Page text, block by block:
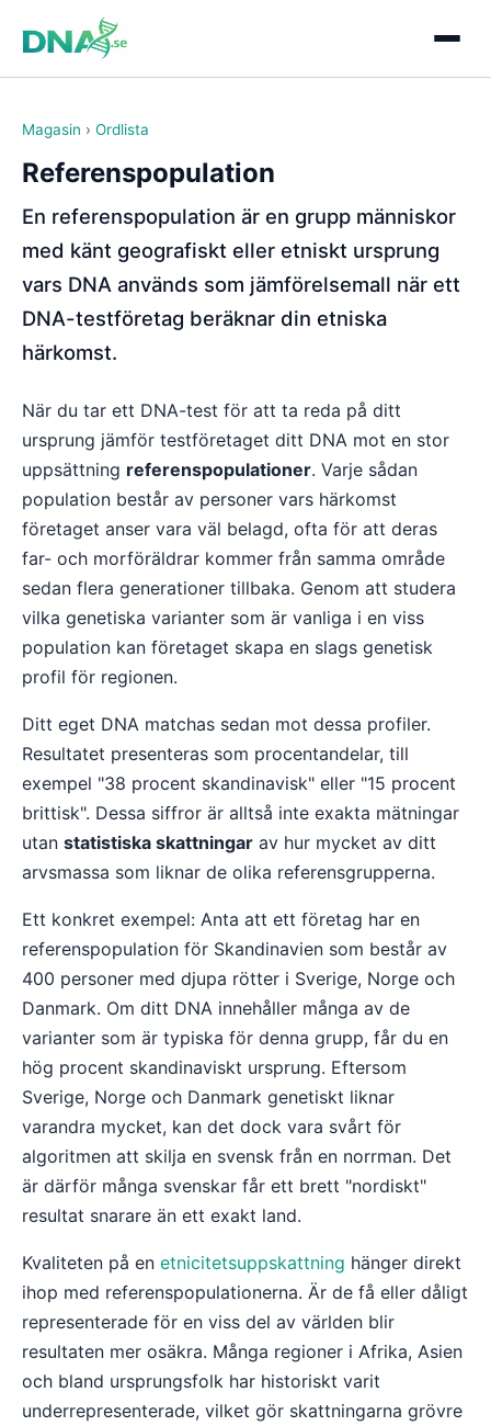
Magasin › Ordlista
Referenspopulation
En referenspopulation är en grupp människor
med känt geografiskt eller etniskt ursprung
vars DNA används som jämförelsemall när ett
DNA-testföretag beräknar din etniska
härkomst.
När du tar ett DNA-test för att ta reda på ditt
ursprung jämför testföretaget ditt DNA mot en stor
uppsättning referenspopulationer. Varje sådan
population består av personer vars härkomst
företaget anser vara väl belagd, ofta för att deras
far- och morföräldrar kommer från samma område
sedan flera generationer tillbaka. Genom att studera
vilka genetiska varianter som är vanliga i en viss
population kan företaget skapa en slags genetisk
profil för regionen.
Ditt eget DNA matchas sedan mot dessa profiler.
Resultatet presenteras som procentandelar, till
exempel "38 procent skandinavisk" eller "15 procent
brittisk". Dessa siffror är alltså inte exakta mätningar
utan statistiska skattningar av hur mycket av ditt
arvsmassa som liknar de olika referensgrupperna.
Ett konkret exempel: Anta att ett företag har en
referenspopulation för Skandinavien som består av
400 personer med djupa rötter i Sverige, Norge och
Danmark. Om ditt DNA innehåller många av de
varianter som är typiska för denna grupp, får du en
hög procent skandinaviskt ursprung. Eftersom
Sverige, Norge och Danmark genetiskt liknar
varandra mycket, kan det dock vara svårt för
algoritmen att skilja en svensk från en norrman. Det
är därför många svenskar får ett brett "nordiskt"
resultat snarare än ett exakt land.
Kvaliteten på en etnicitetsuppskattning hänger direkt
ihop med referenspopulationerna. Är de få eller dåligt
representerade för en viss del av världen blir
resultaten mer osäkra. Många regioner i Afrika, Asien
och bland ursprungsfolk har historiskt varit
underrepresenterade, vilket gör skattningarna grövre